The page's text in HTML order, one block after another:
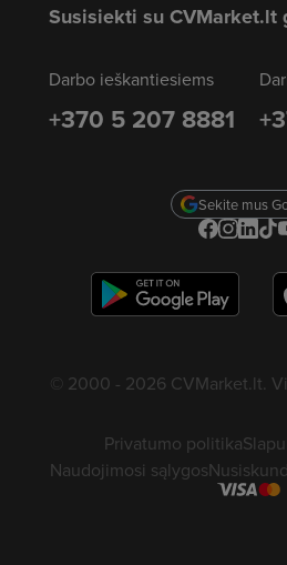
Susisiekti su CVMarket.lt
Darbo ieškantiesiems
+370 5 207 8881
Sekite mus
© 2000 - 2026 CVMarket.lt.
Privatumo politika
Naudojimosi sąlygos